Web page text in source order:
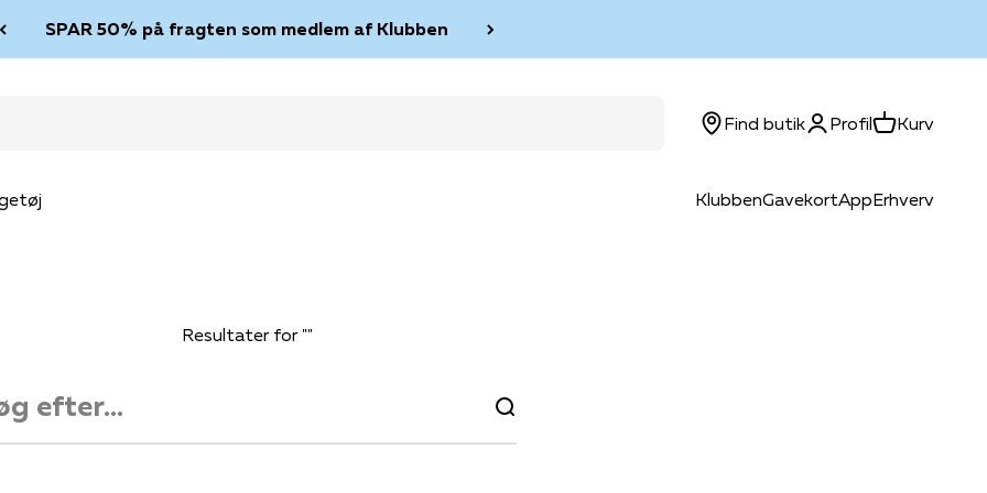
SPAR 50% på fragten som medlem af Klubben
KlubbenGavekortAppErhverv
Find butikLog ind
ProfilKurvKurv
Resultater for ""